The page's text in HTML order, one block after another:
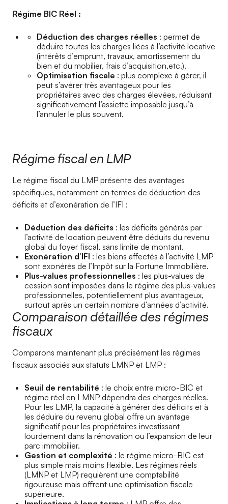
Régime BIC Réel :
Déduction des charges réelles : permet de
déduire toutes les charges liées à l’activité locative
(intérêts d’emprunt, travaux, amortissement du
bien et du mobilier, frais d’acquisition,etc.).
Optimisation fiscale : plus complexe à gérer, il
peut s’avérer très avantageux pour les
propriétaires avec des charges élevées, réduisant
significativement l’assiette imposable jusqu’à
l’annuler le plus souvent.
Régime fiscal en LMP
Le régime fiscal du LMP présente des avantages
spécifiques, notamment en termes de déduction des
déficits et d’exonération de l’IFI :
Déduction des déficits : les déficits générés par
l’activité de location peuvent être déduits du revenu
global du foyer fiscal, sans limite de montant.
Exonération d’IFI : les biens affectés à l’activité LMP
sont exonérés de l’Impôt sur la Fortune Immobilière.
Plus-values professionnelles : les plus-values de
cession sont imposées dans le régime des plus-values
professionnelles, potentiellement plus avantageux,
surtout après un certain nombre d’années d’activité.
Comparaison détaillée des régimes
fiscaux
Comparons maintenant plus précisément les régimes
fiscaux associés aux statuts LMNP et LMP :
Seuil de rentabilité : le choix entre micro-BIC et
régime réel en LMNP dépendra des charges réelles.
Pour les LMP, la capacité à générer des déficits et à
les déduire du revenu global offre un avantage
significatif pour les propriétaires investissant
lourdement dans la rénovation ou l’expansion de leur
parc immobilier.
Gestion et complexité : le régime micro-BIC est
plus simple mais moins flexible. Les régimes réels
(LMNP et LMP) requièrent une comptabilité
rigoureuse mais offrent une optimisation fiscale
supérieure.